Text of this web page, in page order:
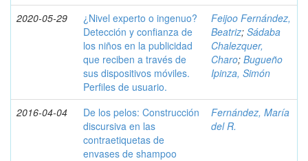
2020-05-29
¿Nivel experto o ingenuo?
Detección y confianza de
los niños en la publicidad
que reciben a través de
sus dispositivos móviles.
Perfiles de usuario.
Feijoo Fernández,
Beatriz; Sádaba
Chalezquer,
Charo; Bugueño
Ipinza, Simón
2016-04-04
De los pelos: Construcción
discursiva en las
contraetiquetas de
envases de shampoo
Fernández, María
del R.